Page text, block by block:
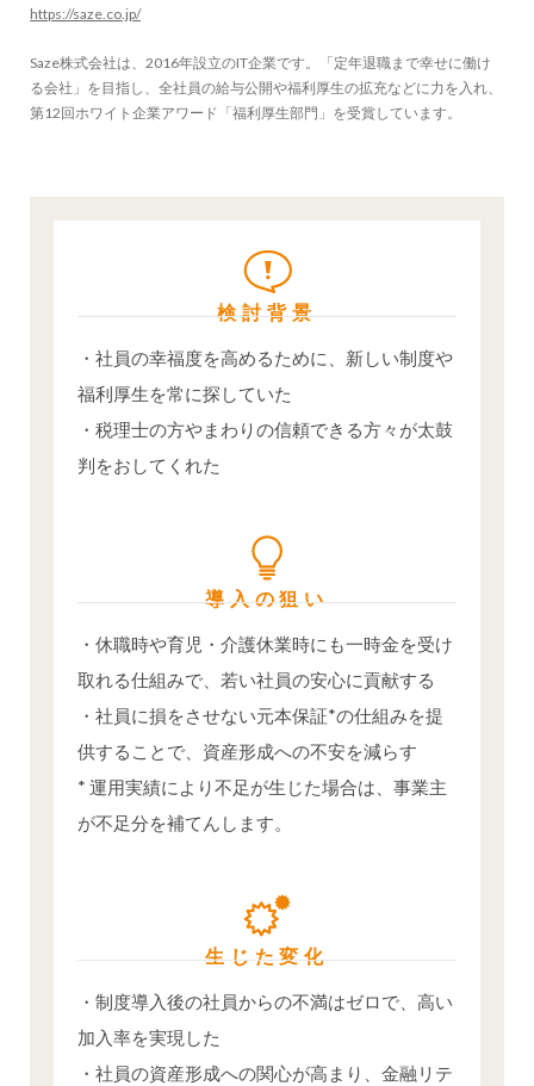
https://saze.co.jp/
Saze株式会社は、2016年設立のIT企業です。「定年退職まで幸せに働け
る会社」を目指し、全社員の給与公開や福利厚生の拡充などに力を入れ、
第12回ホワイト企業アワード「福利厚生部門」を受賞しています。
検討背景
・社員の幸福度を高めるために、新しい制度や
福利厚生を常に探していた
・税理士の方やまわりの信頼できる方々が太鼓
判をおしてくれた
導入の狙い
・休職時や育児・介護休業時にも一時金を受け
取れる仕組みで、若い社員の安心に貢献する
・社員に損をさせない元本保証*の仕組みを提
供することで、資産形成への不安を減らす
* 運用実績により不足が生じた場合は、事業主
が不足分を補てんします。
生じた変化
・制度導入後の社員からの不満はゼロで、高い
加入率を実現した
・社員の資産形成への関心が高まり、金融リテ